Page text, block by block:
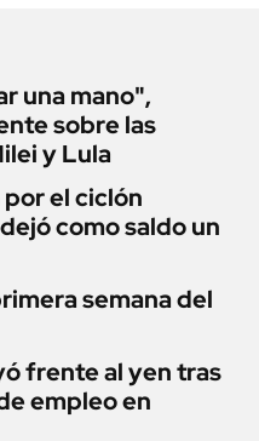
una mano",
sobre las
y Lula
el ciclón
como saldo un
semana del
frente al yen tras
empleo en